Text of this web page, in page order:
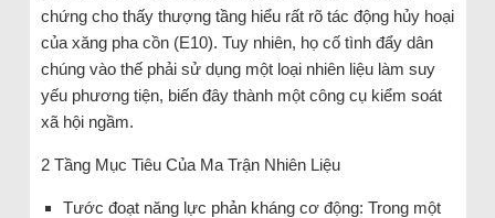
chứng cho thấy thượng tầng hiểu rất rõ tác động hủy hoại
của xăng pha cồn (E10). Tuy nhiên, họ cố tình đẩy dân
chúng vào thế phải sử dụng một loại nhiên liệu làm suy
yếu phương tiện, biến đây thành một công cụ kiểm soát
xã hội ngầm.
2 Tầng Mục Tiêu Của Ma Trận Nhiên Liệu
Tước đoạt năng lực phản kháng cơ động: Trong một